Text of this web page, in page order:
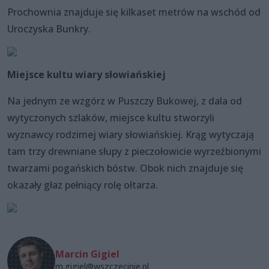
Prochownia znajduje się kilkaset metrów na wschód od
Uroczyska Bunkry.
Miejsce kultu wiary słowiańskiej
Na jednym ze wzgórz w Puszczy Bukowej, z dala od
wytyczonych szlaków, miejsce kultu stworzyli
wyznawcy rodzimej wiary słowiańskiej. Krąg wytyczają
tam trzy drewniane słupy z pieczołowicie wyrzeźbionymi
twarzami pogańskich bóstw. Obok nich znajduje się
okazały głaz pełniący rolę ołtarza.
Marcin Gigiel
m.gigiel@wszczecinie.pl